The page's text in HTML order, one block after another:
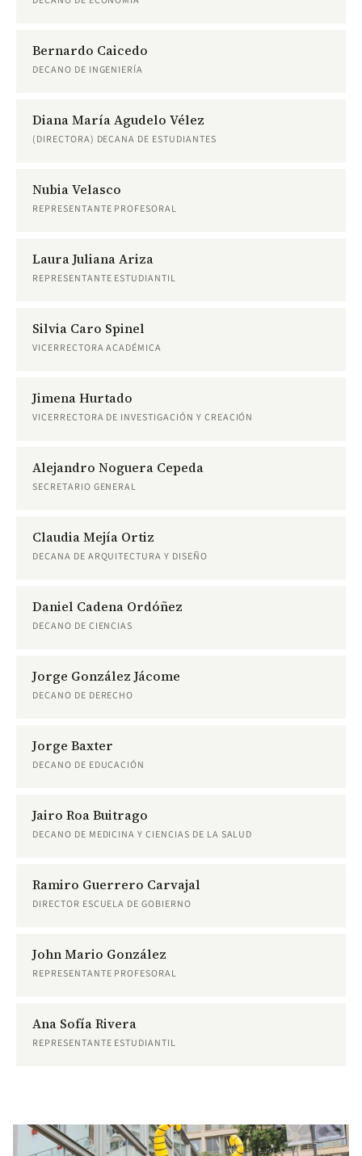
Bernardo Caicedo
DECANO DE INGENIERÍA
Diana María Agudelo Vélez
(DIRECTORA) DECANA DE ESTUDIANTES
Nubia Velasco
REPRESENTANTE PROFESORAL
Laura Juliana Ariza
REPRESENTANTE ESTUDIANTIL
Silvia Caro Spinel
VICERRECTORA ACADÉMICA
Jimena Hurtado
VICERRECTORA DE INVESTIGACIÓN Y CREACIÓN
Alejandro Noguera Cepeda
SECRETARIO GENERAL
Claudia Mejía Ortiz
DECANA DE ARQUITECTURA Y DISEÑO
Daniel Cadena Ordóñez
DECANO DE CIENCIAS
Jorge González Jácome
DECANO DE DERECHO
Jorge Baxter
DECANO DE EDUCACIÓN
Jairo Roa Buitrago
DECANO DE MEDICINA Y CIENCIAS DE LA SALUD
Ramiro Guerrero Carvajal
DIRECTOR ESCUELA DE GOBIERNO
John Mario González
REPRESENTANTE PROFESORAL
Ana Sofía Rivera
REPRESENTANTE ESTUDIANTIL